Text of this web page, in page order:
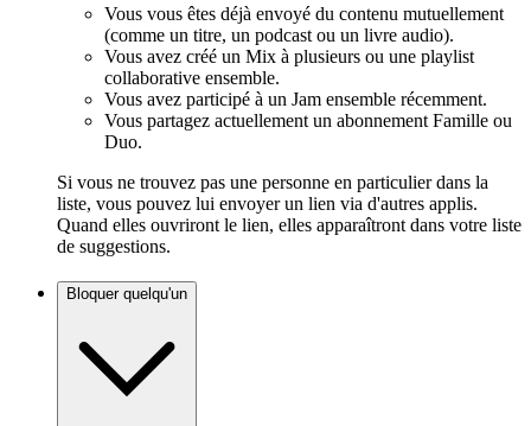
Vous vous êtes déjà envoyé du contenu mutuellement
(comme un titre, un podcast ou un livre audio).
Vous avez créé un Mix à plusieurs ou une playlist
collaborative ensemble.
Vous avez participé à un Jam ensemble récemment.
Vous partagez actuellement un abonnement Famille ou
Duo.
Si vous ne trouvez pas une personne en particulier dans la
liste, vous pouvez lui envoyer un lien via d'autres applis.
Quand elles ouvriront le lien, elles apparaîtront dans votre liste
de suggestions.
Bloquer quelqu'un